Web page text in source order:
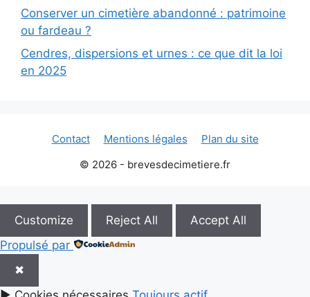
Conserver un cimetière abandonné : patrimoine
ou fardeau ?
Cendres, dispersions et urnes : ce que dit la loi
en 2025
Contact Mentions légales
Plan du site
© 2026 - brevesdecimetiere.fr
Customize Reject All
Accept All
Propulsé par
✖